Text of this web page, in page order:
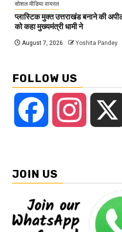
सोशल मीडिया वायरल
प्लास्टिक मुक्त उत्तराखंड बनाने की
को कहा मुख्यमंत्री धामी ने
August 7, 2026 Yoshita Pandey
FOLLOW US
Facebook Instagram
JOIN US